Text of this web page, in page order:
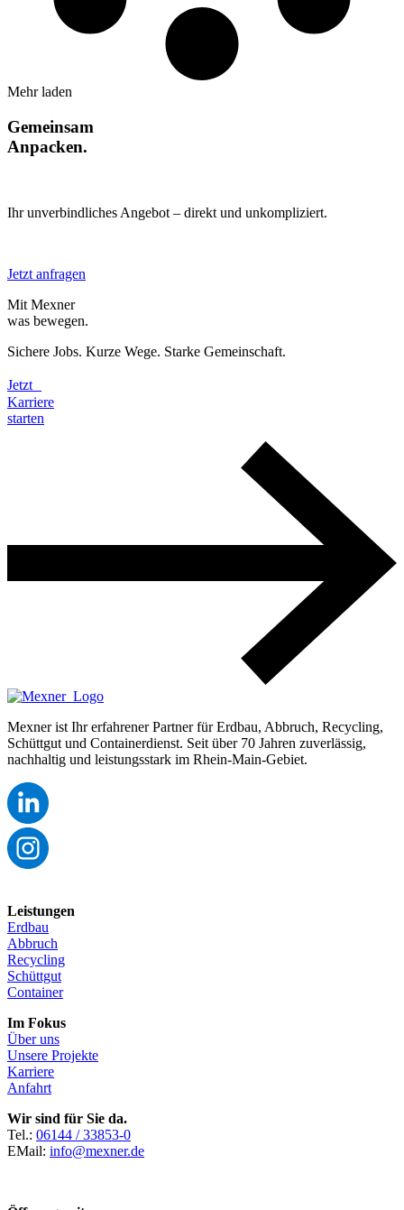
Mehr laden
Gemeinsam
Anpacken.
Ihr unverbindliches Angebot – direkt und unkompliziert.
Jetzt anfragen
Mit Mexner
was bewegen.
Sichere Jobs. Kurze Wege. Starke Gemeinschaft.
Jetzt
Karriere
starten
Mexner ist Ihr erfahrener Partner für Erdbau, Abbruch, Recycling,
Schüttgut und Containerdienst. Seit über 70 Jahren zuverlässig,
nachhaltig und leistungsstark im Rhein-Main-Gebiet.
Leistungen
Erdbau
Abbruch
Recycling
Schüttgut
Container
Im Fokus
Über uns
Unsere Projekte
Karriere
Anfahrt
Wir sind für Sie da.
Tel.: 06144 / 33853-0
EMail: info@mexner.de